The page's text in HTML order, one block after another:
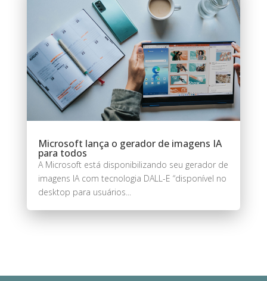
Microsoft lança o gerador de imagens IA
para todos
A Microsoft está disponibilizando seu gerador de
imagens IA com tecnologia DALL-E “disponível no
desktop para usuários...